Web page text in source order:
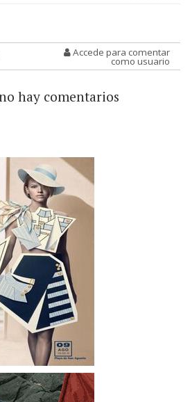
Accede para comentar
como usuario
hay comentarios